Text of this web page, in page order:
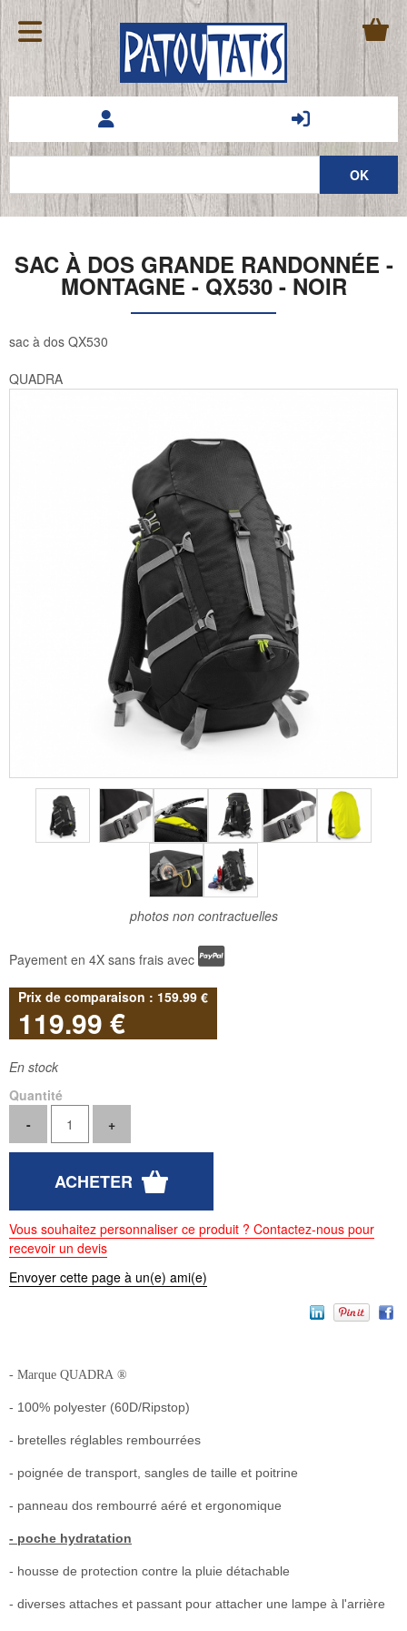
SAC À DOS GRANDE RANDONNÉE -
MONTAGNE - QX530 - NOIR
sac à dos QX530
QUADRA
photos non contractuelles
Payement en 4X sans frais avec
159.99 €
119.99 €
En stock
Quantité
Vous souhaitez personnaliser ce produit ? Contactez-nous pour
recevoir un devis
Envoyer cette page à un(e) ami(e)
- Marque QUADRA ®
- 100% polyester (60D/Ripstop)
- bretelles réglables rembourrées
- poignée de transport, sangles de taille et poitrine
- panneau dos rembourré aéré et ergonomique
- poche hydratation
- housse de protection contre la pluie détachable
- diverses attaches et passant pour attacher une lampe à l'arrière